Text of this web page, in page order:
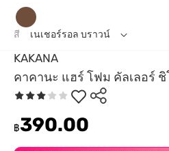
KAKANA
คาคานะ แฮร์ โฟม คัลเลอร์ ชิ
฿390.00
สี เนเชอร์รอล บราวน์